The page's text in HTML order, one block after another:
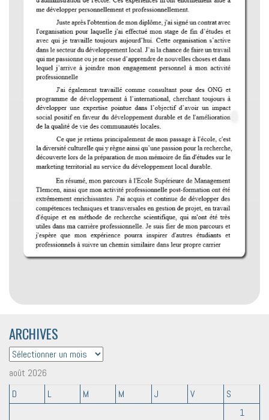
ARCHIVES
ARCHIVES
août 2026
D
L M M J V
S
1